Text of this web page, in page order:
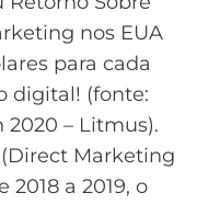
nos EUA
para cada
digital! (fonte:
– Litmus).
Marketing
a 2019, o